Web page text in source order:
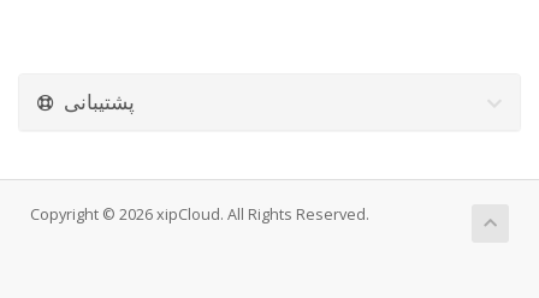
پشتیبانی
Copyright © 2026 xipCloud. All Rights Reserved.